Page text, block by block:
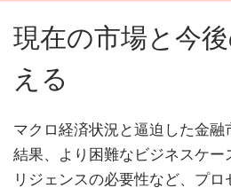
現在の市場と今
える
マクロ経済状況と逼迫した金
結果、より困難なビジネスケ
リジェンスの必要性など、プロ